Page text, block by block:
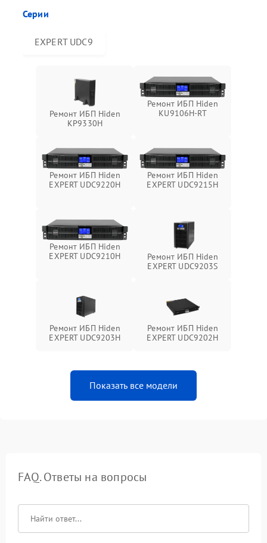
Серии
EXPERT UDC9
Ремонт ИБП Hiden
KP9330H
Ремонт ИБП Hiden
KU9106H-RT
Ремонт ИБП Hiden
EXPERT UDC9220H
Ремонт ИБП Hiden
EXPERT UDC9215H
Ремонт ИБП Hiden
EXPERT UDC9210H
Ремонт ИБП Hiden
EXPERT UDC9203S
Ремонт ИБП Hiden
EXPERT UDC9203H
Ремонт ИБП Hiden
EXPERT UDC9202H
Показать все модели
FAQ. Ответы на вопросы